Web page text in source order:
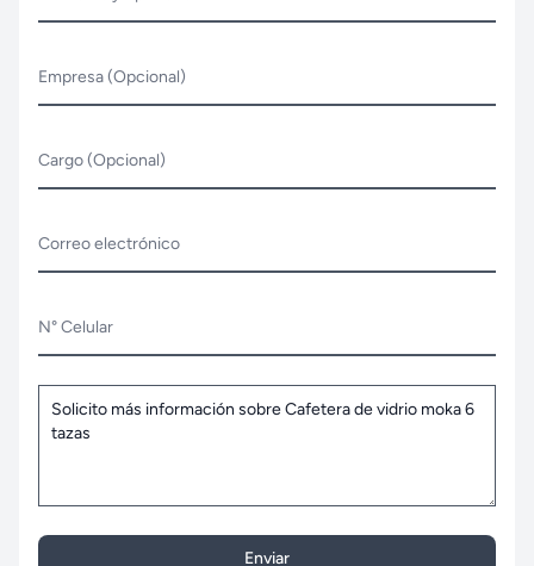
Empresa (Opcional)
Cargo (Opcional)
Correo electrónico
N° Celular
Enviar